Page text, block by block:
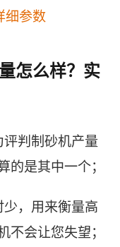
细参数
怎么样？实
判制砂机产量
的是其中一个；
，用来衡量高
不会让您失望；